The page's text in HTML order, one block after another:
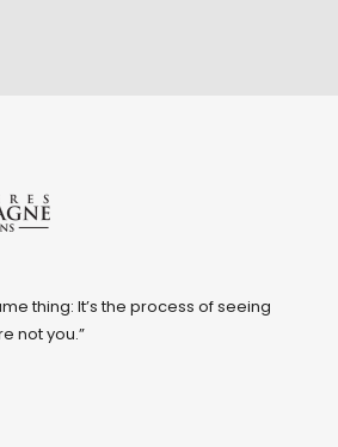
thing: It’s the process of seeing
not you.”